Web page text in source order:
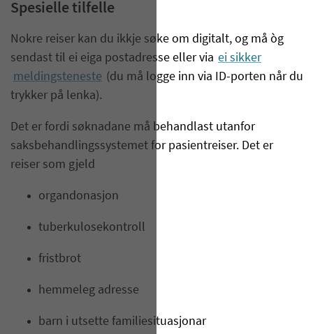
Spesielle tilfelle
Nokre reiser kan du ikkje søke om digitalt, og må òg
sendast til ei eiga postadresse eller via ei sikker
meldingsteneste (du må logge inn via ID-porten når du
trykker på lenka).
Det er fordi søknadane må behandlast utanfor
saksbehandlingssystemet for pasientreiser. Det er
reiser som gjeld
organdonasjon
tuberkulosekontroll
fristbrot
hemmeleg adresse
barn i utsette familiesituasjonar